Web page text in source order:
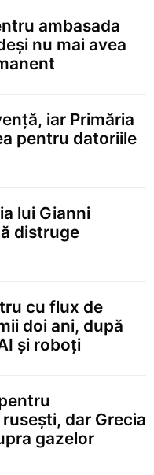
ambasada
nu mai avea
iar Primăria
pentru datoriile
lui Gianni
distruge
cu flux de
doi ani, după
și roboți
dar Grecia
gazelor